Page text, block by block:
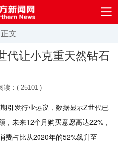
正文
代让小克重天然钻石
读：( 25101 )
引发行业热议，数据显示Z世代已
，未来12个月购买意愿高达22%，
费占比从2020年的52%飙升至